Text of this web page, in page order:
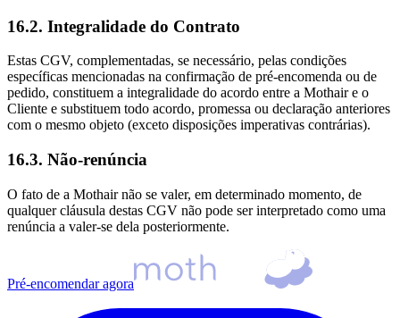
16.2. Integralidade do Contrato
Estas CGV, complementadas, se necessário, pelas condições
específicas mencionadas na confirmação de pré‑encomenda ou de
pedido, constituem a integralidade do acordo entre a Mothair e o
Cliente e substituem todo acordo, promessa ou declaração anteriores
com o mesmo objeto (exceto disposições imperativas contrárias).
16.3. Não‑renúncia
O fato de a Mothair não se valer, em determinado momento, de
qualquer cláusula destas CGV não pode ser interpretado como uma
renúncia a valer‑se dela posteriormente.
Pré-encomendar agora